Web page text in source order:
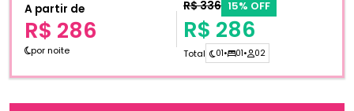
A partir de
R$ 286
por noite
R$ 336 15% OFF
R$ 286
Total 01• 01• 02